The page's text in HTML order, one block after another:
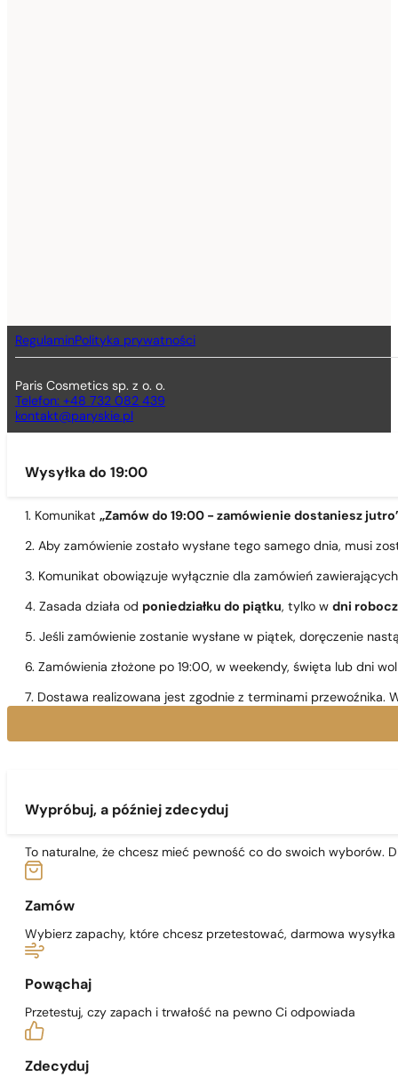
RegulaminPolityka prywatności
Paris Cosmetics sp. z o. o.
Telefon: +48 732 082 439
kontakt@paryskie.pl
Wysyłka do 19:00
1. Komunikat „Zamów do 19:00 - zamówienie dostaniesz
2. Aby zamówienie zostało wysłane tego samego dnia, musi
3. Komunikat obowiązuje wyłącznie dla zamówień
4. Zasada działa od poniedziałku do piątku, tylko w dni
5. Jeśli zamówienie zostanie wysłane w piątek, doręczenie
6. Zamówienia złożone po 19:00, w weekendy, święta lub dni
7. Dostawa realizowana jest zgodnie z terminami przewoźnika.
Wypróbuj, a później zdecyduj
To naturalne, że chcesz mieć pewność co do swoich wyborów.
Zamów
Wybierz zapachy, które chcesz przetestować, darmowa wysyłka
Powąchaj
Przetestuj, czy zapach i trwałość na pewno Ci odpowiada
Zdecyduj